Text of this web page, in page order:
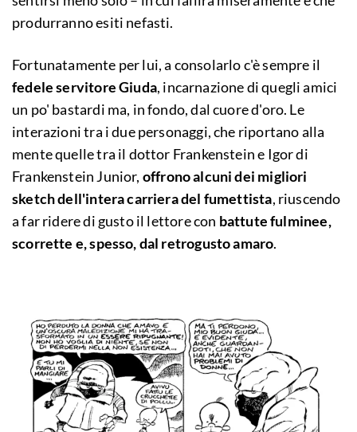
produrranno esiti nefasti.
Fortunatamente per lui, a consolarlo c'è sempre il
fedele servitore Giuda, incarnazione di quegli amici
un po' bastardi ma, in fondo, dal cuore d'oro. Le
interazioni tra i due personaggi, che riportano alla
mente quelle tra il dottor Frankenstein e Igor di
Frankenstein Junior, offrono alcuni dei migliori
sketch dell'intera carriera del fumettista, riuscendo
a far ridere di gusto il lettore con battute fulminee,
scorrette e, spesso, dal retrogusto amaro.